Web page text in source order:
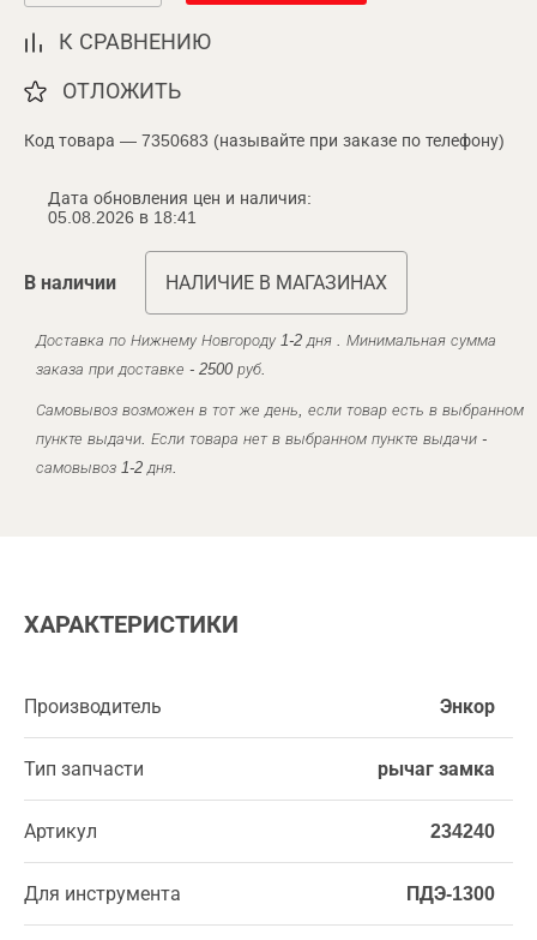
К СРАВНЕНИЮ
ОТЛОЖИТЬ
Код товара — 7350683 (называйте при заказе по телефону)
Дата обновления цен и наличия:
05.08.2026 в 18:41
В наличии НАЛИЧИЕ В МАГАЗИНАХ
Доставка по Нижнему Новгороду 1-2 дня . Минимальная сумма
заказа при доставке - 2500 руб.
Самовывоз возможен в тот же день, если товар есть в выбранном
пункте выдачи. Если товара нет в выбранном пункте выдачи -
самовывоз 1-2 дня.
ХАРАКТЕРИСТИКИ
Производитель Энкор
Тип запчасти рычаг замка
Артикул 234240
Для инструмента ПДЭ-1300